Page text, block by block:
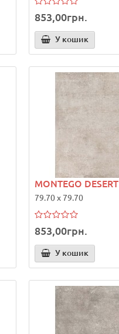
853,00грн.
У кошик
MONTEGO DESERT
79.70 x 79.70
853,00грн.
У кошик